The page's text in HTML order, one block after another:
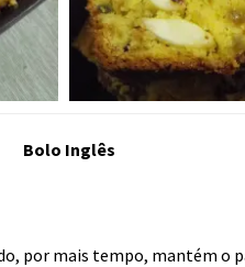
Bolo Inglês
por mais tempo, mantém o